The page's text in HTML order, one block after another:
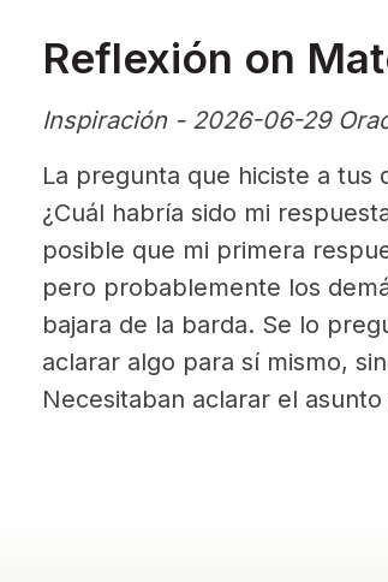
Reflexión on
Inspiración - 2026-06-29
La pregunta que hiciste a tus
¿Cuál habría sido mi
posible que mi primera
pero probablemente los
bajara de la barda. Se lo
aclarar algo para sí mismo,
Necesitaban aclarar el